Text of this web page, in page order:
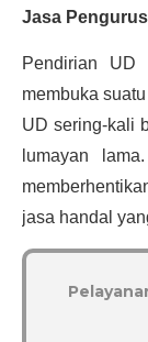
Jasa
Pendirian
membuka
UD sering-kali
lumayan
jasa handal